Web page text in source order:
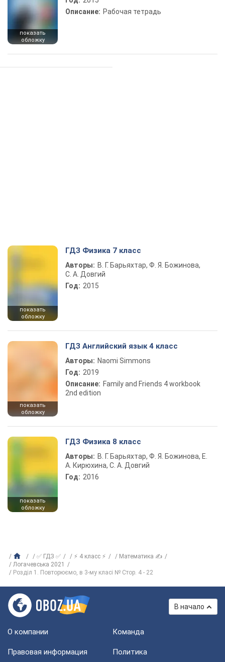
показать
обложку
Описание: Рабочая тетрадь
показать
обложку
ГДЗ Физика 7 класс
Авторы: В. Г. Барьяхтар, Ф. Я. Божинова,
С. А. Довгий
Год: 2015
показать
обложку
ГДЗ Английский язык 4 класс
Авторы: Naomi Simmons
Год: 2019
Описание: Family and Friends 4 workbook
2nd edition
показать
обложку
ГДЗ Физика 8 класс
Авторы: В. Г. Барьяхтар, Ф. Я. Божинова, Е.
А. Кирюхина, С. А. Довгий
Год: 2016
✅ ГДЗ ✅ ⚡ 4 класс ⚡
Математика ✍
Логачевська 2021
Розділ 1. Повторюємо, в 3-му класі № Стор. 4 - 22
В начало
О компании Команда
Правовая информация
Политика